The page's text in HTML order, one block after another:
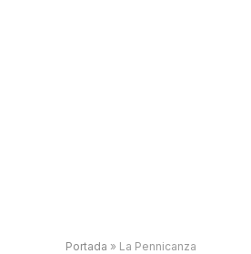
Portada » La Pennicanza